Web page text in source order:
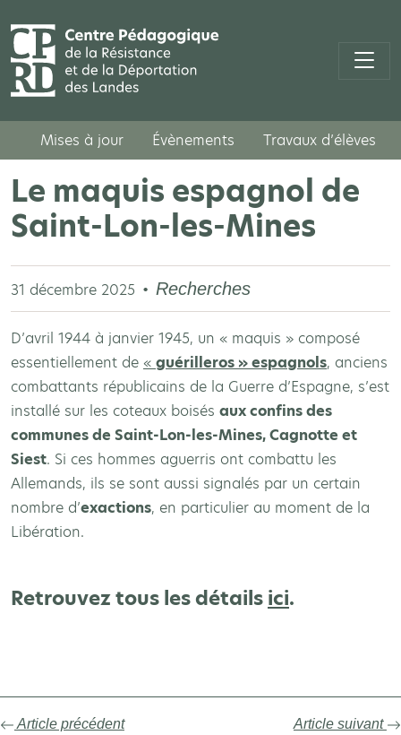
Mises à jour Évènements Travaux d’élèves
Le maquis espagnol de
Saint-Lon-les-Mines
31 décembre 2025 Recherches
D’avril 1944 à janvier 1945, un « maquis » composé
essentiellement de « guérilleros » espagnols, anciens
combattants républicains de la Guerre d’Espagne, s’est
installé sur les coteaux boisés aux confins des
communes de Saint-Lon-les-Mines, Cagnotte et
Siest. Si ces hommes aguerris ont combattu les
Allemands, ils se sont aussi signalés par un certain
nombre d’exactions, en particulier au moment de la
Libération.
Retrouvez tous les détailsici.
Article précédent Article suivant